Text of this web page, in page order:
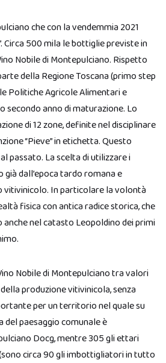
che con la vendemmia 2021
Circa 500 mila le bottiglie previste in
Nobile di Montepulciano. Rispetto
della Regione Toscana (primo step
Politiche Agricole Alimentari e
secondo anno di maturazione. Lo
di 12 zone, definite nel disciplinare
“Pieve” in etichetta. Questo
passato. La scelta di utilizzare i
dall’epoca tardo romana e
vitivinicolo. In particolare la volontà
fisica con antica radice storica, che
nel catasto Leopoldino dei primi
Nobile di Montepulciano tra valori
produzione vitivinicola, senza
per un territorio nel quale su
paesaggio comunale è
Docg, mentre 305 gli ettari
circa 90 gli imbottigliatori in tutto